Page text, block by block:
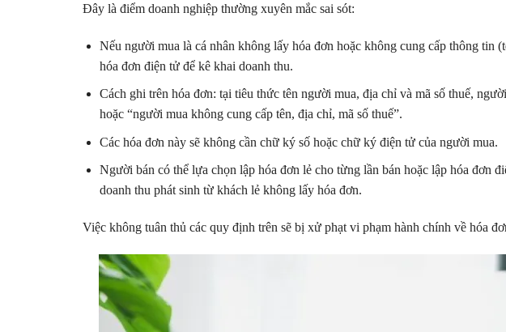
Đây là điểm doanh nghiệp thường xuyên mắc sai sót:
Nếu người mua là cá nhân không lấy hóa đơn hoặc không cung cấp thông tin
hóa đơn điện tử để kê khai doanh thu.
Cách ghi trên hóa đơn: tại tiêu thức tên người mua, địa chỉ và mã số thuế,
hoặc “người mua không cung cấp tên, địa chỉ, mã số thuế”.
Các hóa đơn này sẽ không cần chữ ký số hoặc chữ ký điện tử của người mua.
Người bán có thể lựa chọn lập hóa đơn lẻ cho từng lần bán hoặc lập hóa đơn
doanh thu phát sinh từ khách lẻ không lấy hóa đơn.
Việc không tuân thủ các quy định trên sẽ bị xử phạt vi phạm hành chính về hóa